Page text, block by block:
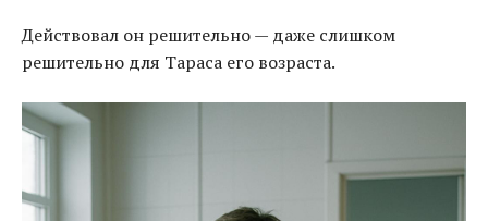
Действовал он решительно — даже слишком
решительно для Тараса его возраста.